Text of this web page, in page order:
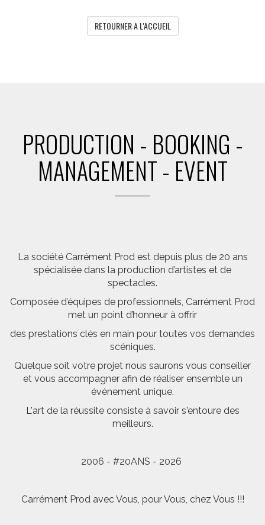
RETOURNER A L'ACCUEIL
PRODUCTION - BOOKING -
MANAGEMENT - EVENT
La société Carrément Prod est depuis plus de 20 ans
spécialisée dans la production d’artistes et de
spectacles.
Composée d’équipes de professionnels, Carrément Prod
met un point d’honneur à offrir
des prestations clés en main pour toutes vos demandes
scéniques.
Quelque soit votre projet nous saurons vous conseiller
et vous accompagner afin de réaliser ensemble un
évènement unique.
L'art de la réussite consiste à savoir s'entoure des
meilleurs.
2006 - #20ANS - 2026
Carrément Prod avec Vous, pour Vous, chez Vous !!!